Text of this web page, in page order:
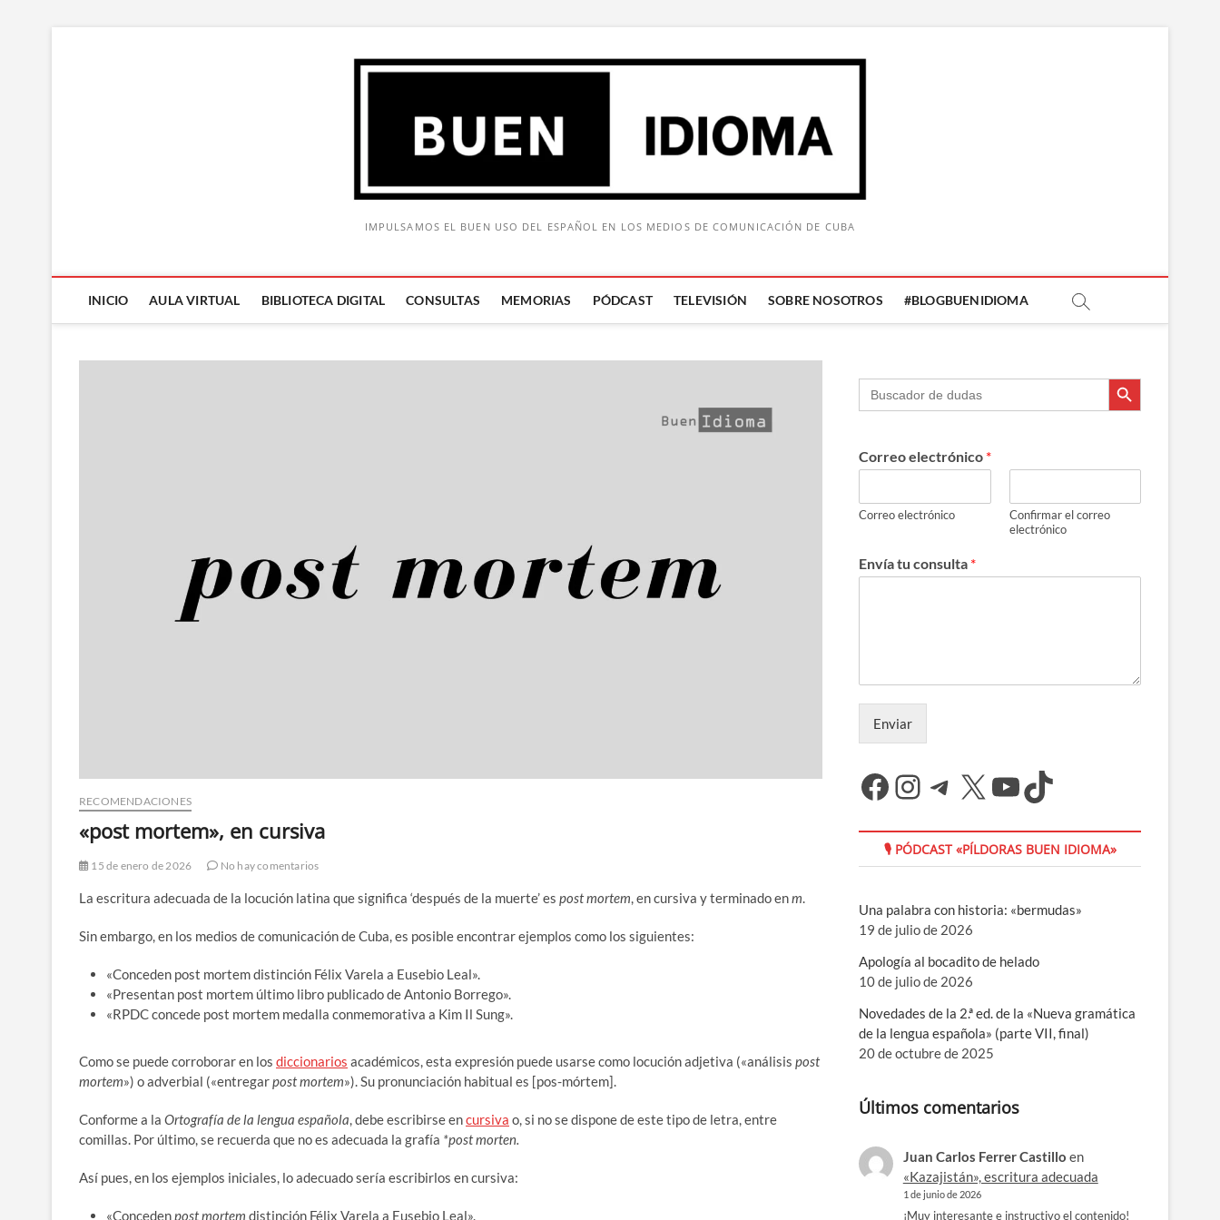
IMPULSAMOS EL BUEN USO DEL ESPAÑOL EN LOS MEDIOS DE COMUNICACIÓN DE CUBA
INICIO AULA VIRTUAL BIBLIOTECA DIGITAL CONSULTAS MEMORIAS PÓDCAST TELEVISIÓN SOBRE NOSOTROS #BLOGBUENIDIOMA
Buscar: Botón de búsqueda
RECOMENDACIONES
«post mortem», en cursiva
15 de enero de 2026 No hay comentarios
La escritura adecuada de la locución latina que significa ‘después de la muerte’ es post mortem, en cursiva y terminado enm.
Sin embargo, en los medios de comunicación de Cuba, es posible encontrar ejemplos como los siguientes:
«Conceden post mortem distinción Félix Varela a Eusebio Leal».
«Presentan post mortem último libro publicado de Antonio Borrego».
«RPDC concede post mortem medalla conmemorativa a Kim Il Sung».
Como se puede corroborar en los diccionarios académicos, esta expresión puede usarse como locución adjetiva («análisis post
mortem») o adverbial («entregarpost mortem»). Su pronunciación habitual es [pos-mórtem].
Conforme a la Ortografía de la lengua española, debe escribirse encursiva o, si no se dispone de este tipo de letra, entre
comillas. Por último, se recuerda que no es adecuada la grafía *post morten.
Así pues, en los ejemplos iniciales, lo adecuado sería escribirlos en cursiva:
«Concedenpost mortem distinción Félix Varela a Eusebio Leal».
Buscar: Botón de búsqueda
Correo electrónico *
Correo electrónico
Confirmar el correo
electrónico
Envía tu consulta *
Enviar
Facebook
Instagram
Telegram
X YouTube
TikTok
🎙 PÓDCAST «PÍLDORAS BUEN IDIOMA»
Una palabra con historia: «bermudas»
19 de julio de 2026
Apología al bocadito de helado
10 de julio de 2026
Novedades de la 2.ª ed. de la «Nueva gramática
de la lengua española» (parte VII, final)
20 de octubre de 2025
Últimos comentarios
Juan Carlos Ferrer Castillo en
«Kazajistán», escritura adecuada
1 de junio de 2026
¡Muy interesante e instructivo el contenido!